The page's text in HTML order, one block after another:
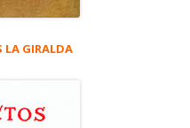
LA GIRALDA